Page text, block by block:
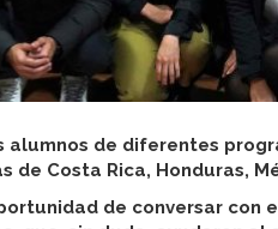
de diferentes
de Costa Rica, Honduras,
de conversar con